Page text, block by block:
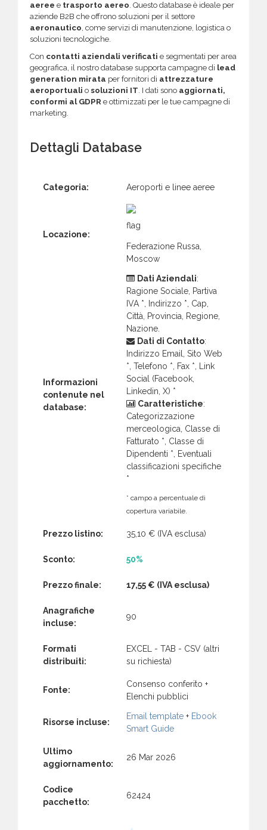
aeree e trasporto aereo. Questo database è ideale per
aziende B2B che offrono soluzioni per il settore
aeronautico, come servizi di manutenzione, logistica o
soluzioni tecnologiche.
Con contatti aziendali verificati e segmentati per area
geografica, il nostro database supporta campagne di lead
generation mirata per fornitori di attrezzature
aeroportuali o soluzioni IT. I dati sono aggiornati,
conformi al GDPR e ottimizzati per le tue campagne di
marketing.
Dettagli Database
Categoria: Aeroporti e linee aeree
Locazione:
Federazione Russa,
Moscow
Informazioni
contenute nel
database:
Dati Aziendali:
Ragione Sociale, Partiva
IVA *, Indirizzo *, Cap,
Città, Provincia, Regione,
Nazione.
Dati di Contatto:
Indirizzo Email, Sito Web
*, Telefono *, Fax *, Link
Social (Facebook,
Linkedin, X) *
Caratteristiche:
Categorizzazione
merceologica, Classe di
Fatturato *, Classe di
Dipendenti *, Eventuali
classificazioni specifiche
*
* campo a percentuale di
copertura variabile.
Prezzo listino: 35,10 € (IVA esclusa)
Sconto: 50%
Prezzo finale: 17,55 € (IVA esclusa)
Anagrafiche
incluse:
90
Formati
distribuiti:
EXCEL - TAB - CSV (altri
su richiesta)
Fonte:
Consenso conferito +
Elenchi pubblici
Risorse incluse:
Email template + Ebook
Smart Guide
Ultimo
aggiornamento:
26 Mar 2026
Codice
pacchetto:
62424